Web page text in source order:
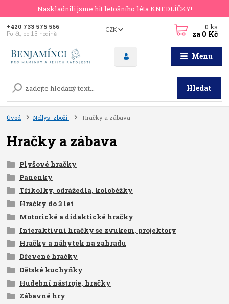
Naskladnili jsme hit letošního léta KNEDLÍČKY!
Menu
CZK
Hledat
+420 733 575 566
Po-čt, po 13 hodině
0ks
za 0 Kč
Úvod Nellys -zboží Hračky a zábava
Hračky a zábava
Plyšové hračky
Panenky
Tříkolky, odrážedla, koloběžky
Hračky do 3 let
Motorické a didaktické hračky
Interaktivní hračky se zvukem, projektory
Hračky a nábytek na zahradu
Dřevené hračky
Dětské kuchyňky
Hudební nástroje, hračky
Zábavné hry